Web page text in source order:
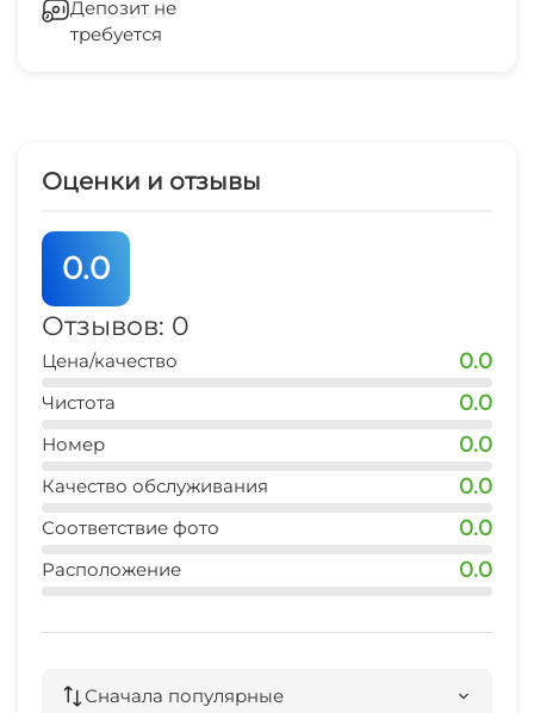
документы
-Залог 2000 рублей - за сохранность имущества
и за ключи, при соблюдении всех условий -
возвращается в полном размере в день выезда,
обязательно наличие ПАСПОРТА.
шумным не беспокоить !
Стиральная машина
СВЧ
Депозит не
требуется
Оценки и отзывы
0.0
Отзывов: 0
Цена/качество 0.0
Чистота 0.0
Номер 0.0
Качество обслуживания 0.0
Соответствие фото 0.0
Расположение 0.0
Сначала популярные